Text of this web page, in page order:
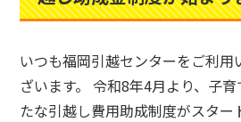
いつも福岡引越センターをご利
ざいます。 令和8年4月より、子
たな引越し費用助成制度がスター